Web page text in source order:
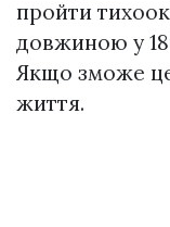
пройти
довжиною у
Якщо зможе
життя.